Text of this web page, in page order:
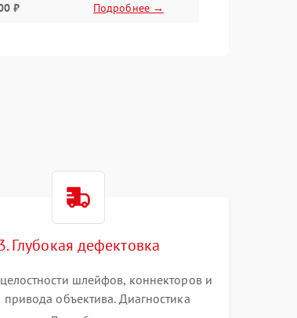
₽ Подробнее →
Глубокая дефектовка
шлейфов, коннекторов и
привода объектива. Диагностика